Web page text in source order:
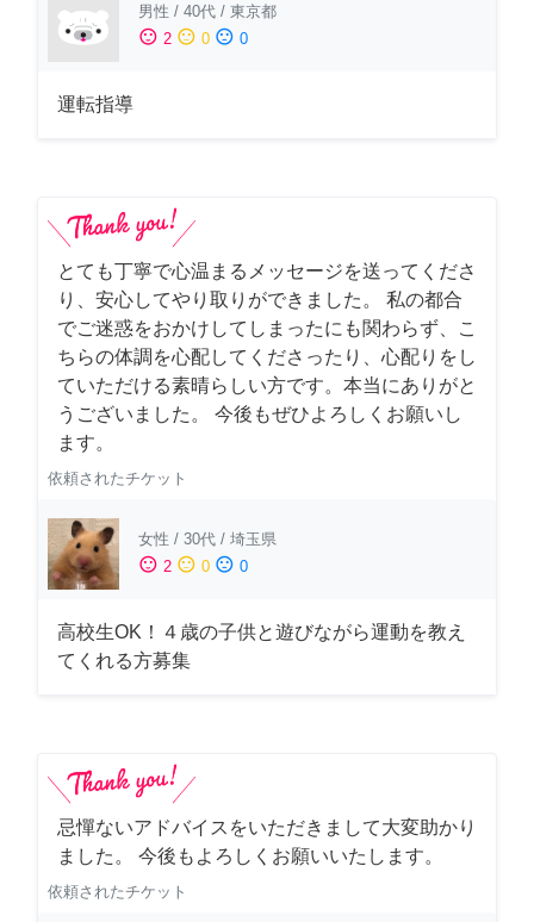
男性 / 40代 / 東京都
sentiment_satisfied 2 sentiment_neutral 0 sentiment_dissatisfied 0
運転指導
とても丁寧で心温まるメッセージを送ってくださ
り、安心してやり取りができました。 私の都合
でご迷惑をおかけしてしまったにも関わらず、こ
ちらの体調を心配してくださったり、心配りをし
ていただける素晴らしい方です。本当にありがと
うございました。 今後もぜひよろしくお願いし
ます。
依頼されたチケット
女性 / 30代 / 埼玉県
sentiment_satisfied 2 sentiment_neutral 0 sentiment_dissatisfied 0
高校生OK！４歳の子供と遊びながら運動を教え
てくれる方募集
忌憚ないアドバイスをいただきまして大変助かり
ました。 今後もよろしくお願いいたします。
依頼されたチケット